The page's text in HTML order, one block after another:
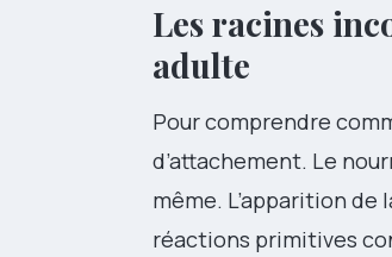
Les racines
adulte
Pour comprendre
d’attachement. Le
même. L’apparition
réactions primitives